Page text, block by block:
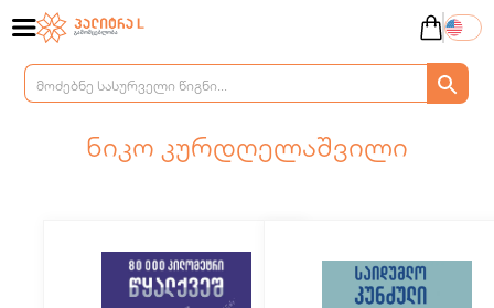
ნიკო კურდღელაშვილი